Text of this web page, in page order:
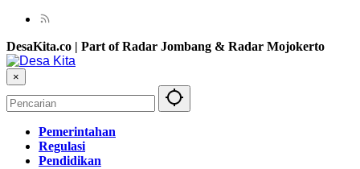
DesaKita.co | Part of Radar Jombang & Radar Mojokerto
×
Pemerintahan
Regulasi
Pendidikan